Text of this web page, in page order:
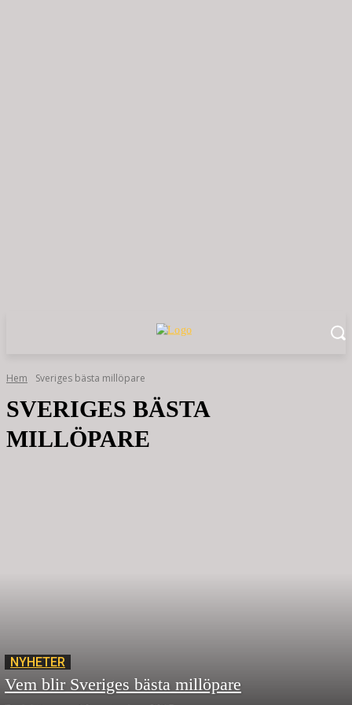
Hem Sveriges bästa millöpare
SVERIGES BÄSTA
MILLÖPARE
NYHETER
Vem blir Sveriges bästa millöpare